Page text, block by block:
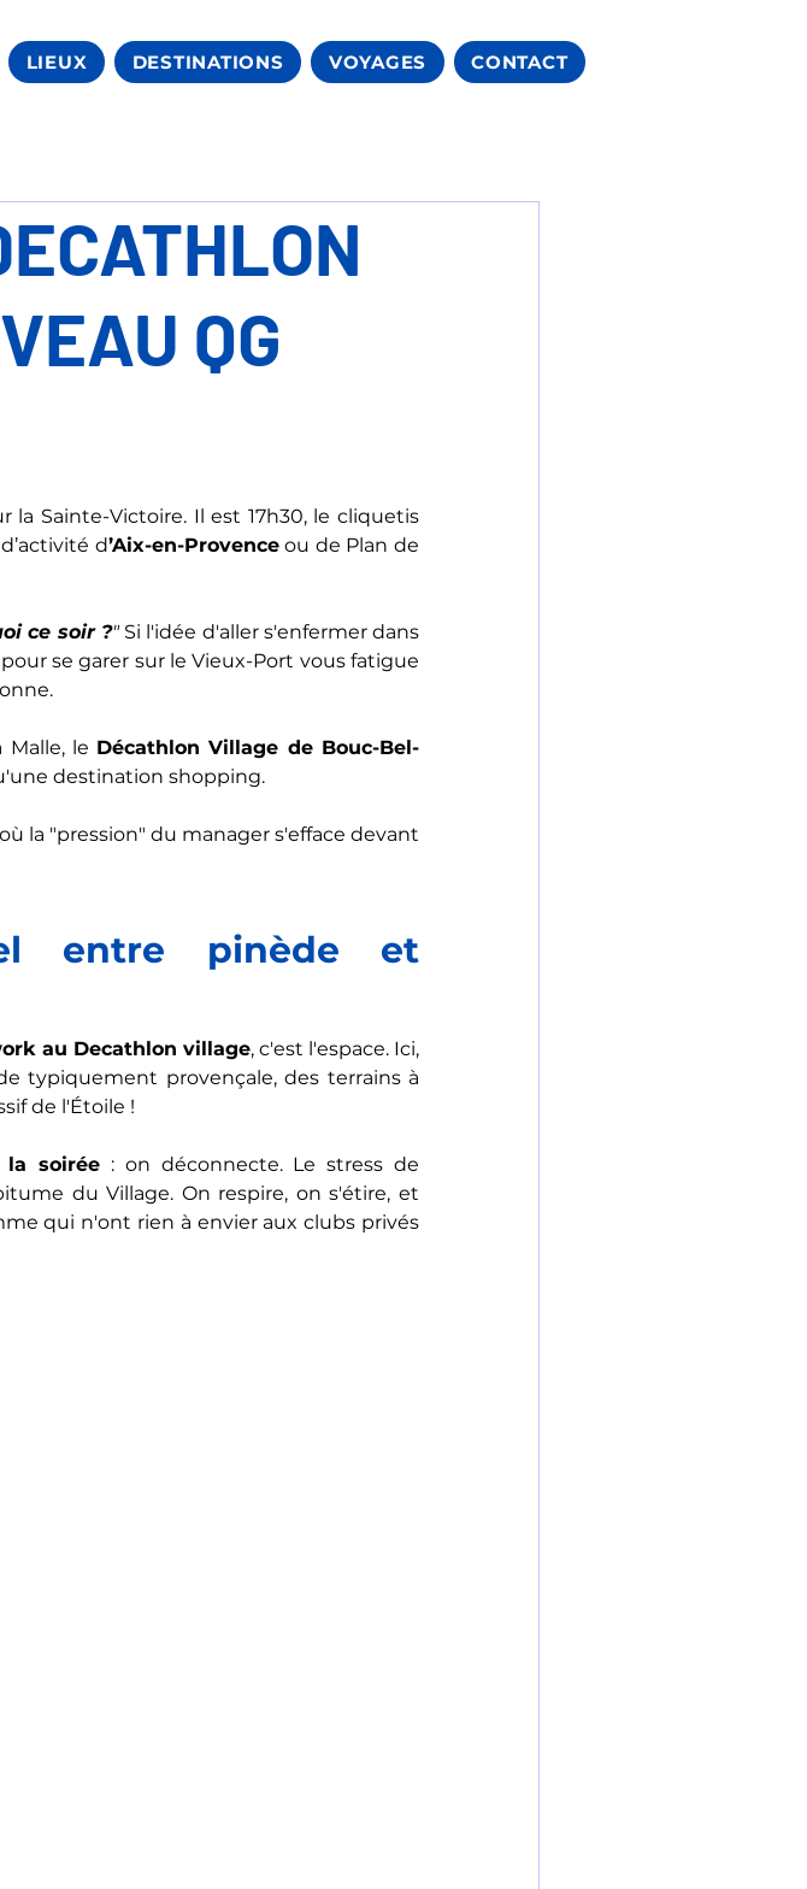
LIEUX DESTINATIONS VOYAGES CONTACT
QG
Sainte-Victoire. Il est 17h30, le cliquetis
d’Aix-en-Provence ou de Plan de
ce soir ?" Si l'idée d'aller s'enfermer dans
se garer sur le Vieux-Port vous fatigue
le Décathlon Village de Bouc-Bel-
destination shopping.
la "pression" du manager s'efface devant
entre pinède et
au Decathlon village, c'est l'espace. Ici,
typiquement provençale, des terrains à
de l'Étoile !
soirée : on déconnecte. Le stress de
du Village. On respire, on s'étire, et
qui n'ont rien à envier aux clubs privés